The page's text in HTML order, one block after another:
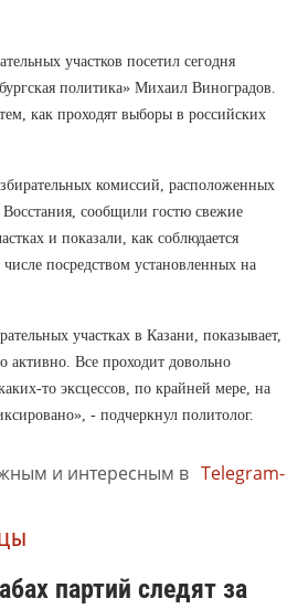
участков посетил сегодня
политика» Михаил Виноградов.
как проходят выборы в российских
комиссий, расположенных
сообщили гостю свежие
и показали, как соблюдается
посредством установленных на
участках в Казани, показывает,
активно. Все проходит довольно
то эксцессов, по крайней мере, на
- подчеркнул политолог.
и интересным в Telegram-
партий следят за